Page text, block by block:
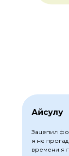
Айсулу
Зацепил
я не
времени я